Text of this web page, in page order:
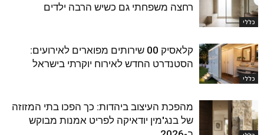
כללי
רחצה משפחתי גם כשיש הרבה ילדים
כללי
קלאסיק 00 שירותים מפוארים לאירועים:
הסטנדרט החדש לאירוח יוקרתי בישראל
מהפכת העיצוב ביהדות: כך הפכו בתי המזוזה
של בנג'מין יודאיקה לפריט אמנות מבוקש